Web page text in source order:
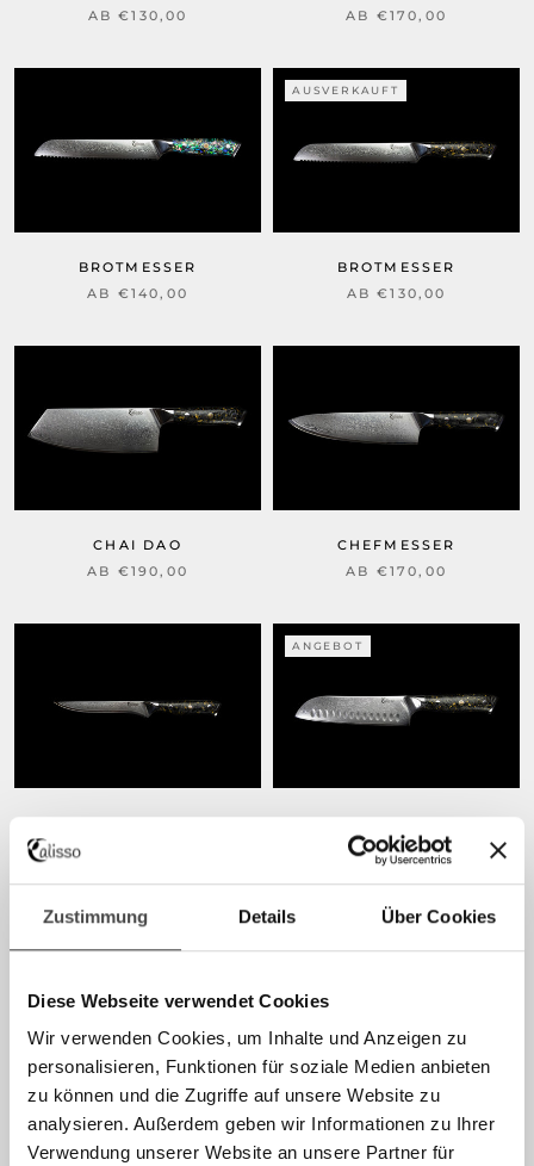
Zustimmung Details Über Cookies
Diese Webseite verwendet Cookies
Wir verwenden Cookies, um Inhalte und Anzeigen zu
personalisieren, Funktionen für soziale Medien anbieten
zu können und die Zugriffe auf unsere Website zu
analysieren. Außerdem geben wir Informationen zu Ihrer
Verwendung unserer Website an unsere Partner für
AB €130,00
AB €170,00
BROTMESSER
AB €140,00
AUSVERKAUFT
BROTMESSER
AB €130,00
CHAI DAO
AB €190,00
CHEFMESSER
AB €170,00
FILETIERMESSER
ANGEBOT
SANTOKU
€120,00
€170,00
AUSVERKAUFT
ALLZWECKMESSER
€80,00
€110,00
AUSVERKAUFT
CHEFMESSER
AB €150,00